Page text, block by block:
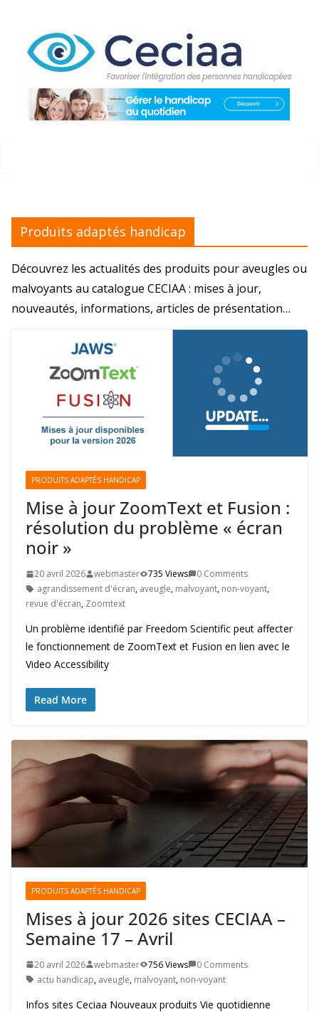
contenu
Produits adaptés handicap
Découvrez les actualités des produits pour aveugles ou
malvoyants au catalogue CECIAA : mises à jour,
nouveautés, informations, articles de présentation…
PRODUITS ADAPTÉS HANDICAP
Mise à jour ZoomText et Fusion :
résolution du problème « écran
noir »
20 avril 2026 webmaster 735 Views
0 Comments
agrandissement d'écran, aveugle, malvoyant, non-voyant,
revue d'écran, Zoomtext
Un problème identifié par Freedom Scientific peut affecter
le fonctionnement de ZoomText et Fusion en lien avec le
Video Accessibility
Read More
PRODUITS ADAPTÉS HANDICAP
Mises à jour 2026 sites CECIAA –
Semaine 17 – Avril
20 avril 2026 webmaster 756 Views
0 Comments
actu handicap, aveugle, malvoyant, non-voyant
Infos sites Ceciaa Nouveaux produits Vie quotidienne